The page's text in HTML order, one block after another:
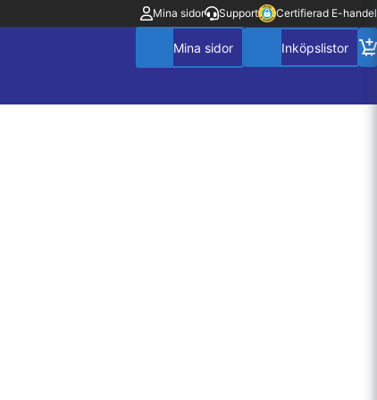
Mina sidor Support Certifierad E-handel